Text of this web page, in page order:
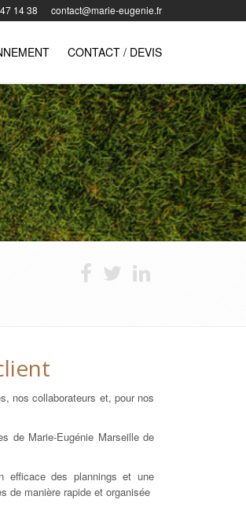
14 38 contact@marie-eugenie.fr
CONTACT / DEVIS
nos collaborateurs et, pour nos
de Marie-Eugénie Marseille de
efficace des plannings et une
de manière rapide et organisée